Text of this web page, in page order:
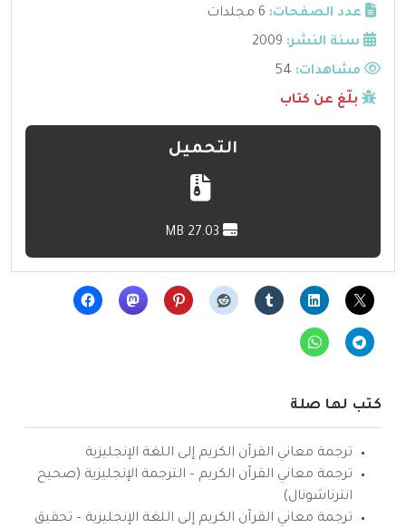
عدد الصفحات: 6 مجلدات
سنة النشر: 2009
مشاهدات:
بلّغ عن كتاب
التحميل
كتب لها صلة
ترجمة معاني القرآن الكريم إلى اللغة الإنجليزية
ترجمة معاني القرآن الكريم – الترجمة الإنجليزية (صحيح
انترناشونال)
ترجمة معاني القرآن الكريم إلى اللغة الإنجليزية – تحقيق